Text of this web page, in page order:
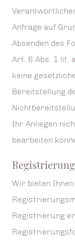
Anfrage auf
Absenden des
Art. 6 Abs. 1 lit.
keine
Bereitstellung
Ihr Anliegen
bearbeiten
Wir bieten
Registrierung